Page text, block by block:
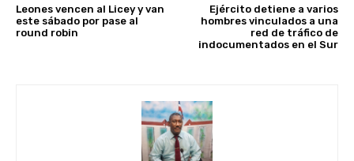
Leones vencen al Licey y van
este sábado por pase al
round robin
Ejército detiene a varios
hombres vinculados a una
red de tráfico de
indocumentados en el Sur